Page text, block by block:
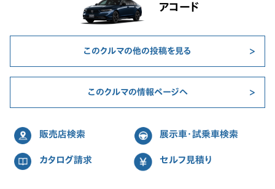
アコード
このクルマの他の投稿を見る
このクルマの情報ページへ
販売店検索 展示車・試乗車検索
カタログ請求 セルフ見積り